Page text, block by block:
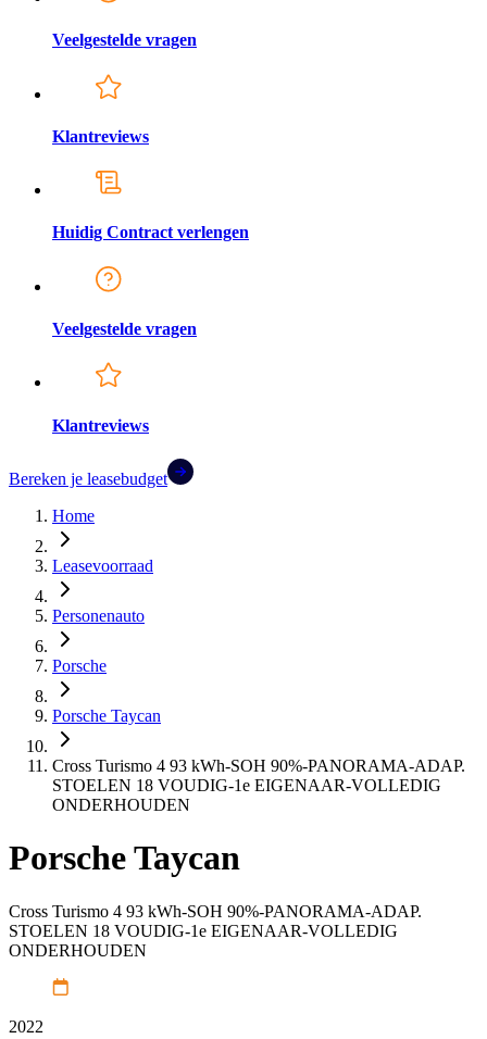
Veelgestelde vragen
Klantreviews
Huidig Contract verlengen
Veelgestelde vragen
Klantreviews
Bereken je leasebudget
Home
Leasevoorraad
Personenauto
Porsche
Porsche Taycan
Cross Turismo 4 93 kWh-SOH 90%-PANORAMA-ADAP.
STOELEN 18 VOUDIG-1e EIGENAAR-VOLLEDIG
ONDERHOUDEN
Porsche Taycan
Cross Turismo 4 93 kWh-SOH 90%-PANORAMA-ADAP.
STOELEN 18 VOUDIG-1e EIGENAAR-VOLLEDIG
ONDERHOUDEN
2022